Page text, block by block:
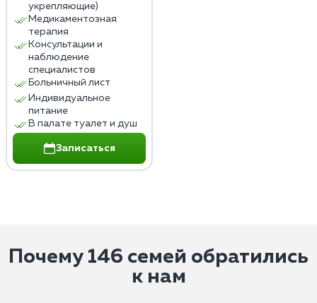
укрепляющие)
Медикаментозная
терапия
Консультации и
наблюдение
специалистов
Больничный лист
Индивидуальное
питание
В палате туалет и душ
Записаться
Почему 146 семей обратились
к нам